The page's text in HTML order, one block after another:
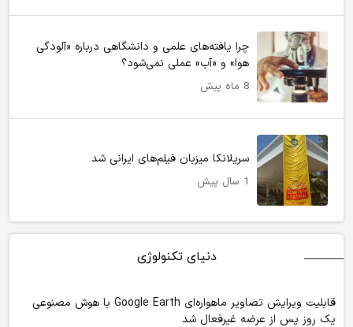
چرا یافته‌های علمی و دانشگاهی درباره «آلودگی
هوا» و «آب» عملی نمی‌شود؟
8 ماه پیش
سریلانکا میزبان فیلم‌های ایرانی شد
1 سال پیش
دنیای تکنولوژی
قابلیت ویرایش تصاویر ماهواره‌ای Google Earth با هوش مصنوعی
یک روز پس از عرضه غیرفعال شد